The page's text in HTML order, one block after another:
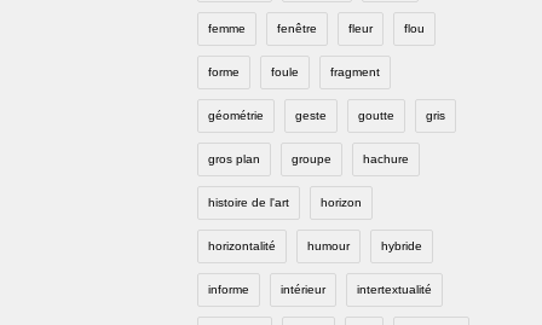
femme fenêtre fleur flou
forme foule fragment
géométrie geste goutte gris
gros plan groupe hachure
histoire de l'art horizon
horizontalité humour hybride
informe intérieur intertextualité